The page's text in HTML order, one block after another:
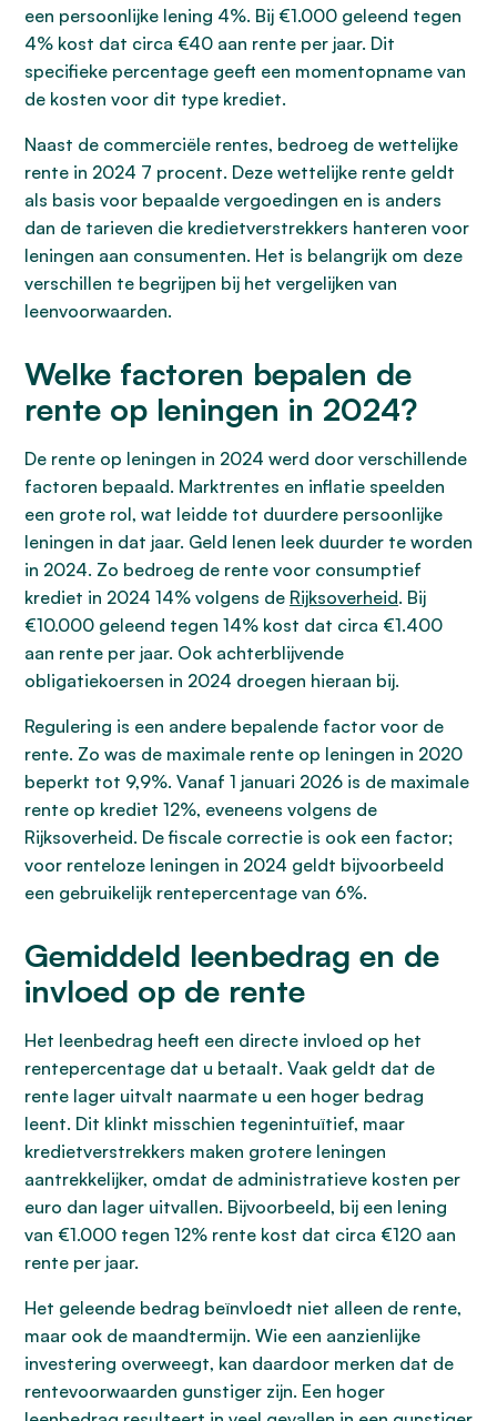
een persoonlijke lening 4%. Bij €1.000 geleend tegen
4% kost dat circa €40 aan rente per jaar. Dit
specifieke percentage geeft een momentopname van
de kosten voor dit type krediet.
Naast de commerciële rentes, bedroeg de wettelijke
rente in 2024 7 procent. Deze wettelijke rente geldt
als basis voor bepaalde vergoedingen en is anders
dan de tarieven die kredietverstrekkers hanteren voor
leningen aan consumenten. Het is belangrijk om deze
verschillen te begrijpen bij het vergelijken van
leenvoorwaarden.
Welke factoren bepalen de
rente op leningen in 2024?
De rente op leningen in 2024 werd door verschillende
factoren bepaald. Marktrentes en inflatie speelden
een grote rol, wat leidde tot duurdere persoonlijke
leningen in dat jaar. Geld lenen leek duurder te worden
in 2024. Zo bedroeg de rente voor consumptief
krediet in 2024 14% volgens de Rijksoverheid. Bij
€10.000 geleend tegen 14% kost dat circa €1.400
aan rente per jaar. Ook achterblijvende
obligatiekoersen in 2024 droegen hieraan bij.
Regulering is een andere bepalende factor voor de
rente. Zo was de maximale rente op leningen in 2020
beperkt tot 9,9%. Vanaf 1 januari 2026 is de maximale
rente op krediet 12%, eveneens volgens de
Rijksoverheid. De fiscale correctie is ook een factor;
voor renteloze leningen in 2024 geldt bijvoorbeeld
een gebruikelijk rentepercentage van 6%.
Gemiddeld leenbedrag en de
invloed op de rente
Het leenbedrag heeft een directe invloed op het
rentepercentage dat u betaalt. Vaak geldt dat de
rente lager uitvalt naarmate u een hoger bedrag
leent. Dit klinkt misschien tegenintuïtief, maar
kredietverstrekkers maken grotere leningen
aantrekkelijker, omdat de administratieve kosten per
euro dan lager uitvallen. Bijvoorbeeld, bij een lening
van €1.000 tegen 12% rente kost dat circa €120 aan
rente per jaar.
Het geleende bedrag beïnvloedt niet alleen de rente,
maar ook de maandtermijn. Wie een aanzienlijke
investering overweegt, kan daardoor merken dat de
rentevoorwaarden gunstiger zijn. Een hoger